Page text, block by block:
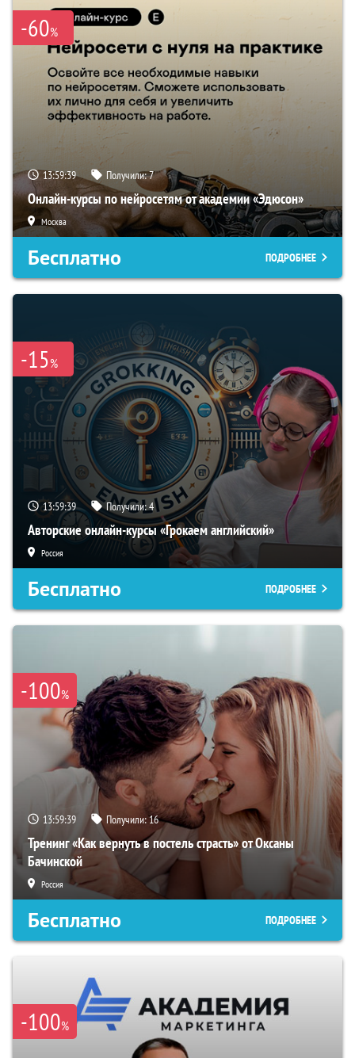
-60%
13:59:38 Получили:7
Онлайн-курсы по нейросетям от академии «Эдюсон»
Москва
Бесплатно ПОДРОБНЕЕ
-15%
13:59:38 Получили:4
Авторские онлайн-курсы «Грокаем английский»
Россия
Бесплатно ПОДРОБНЕЕ
-100%
13:59:38 Получили:16
Тренинг «Как вернуть в постель страсть» от Оксаны
Бачинской
Россия
Бесплатно ПОДРОБНЕЕ
-100%